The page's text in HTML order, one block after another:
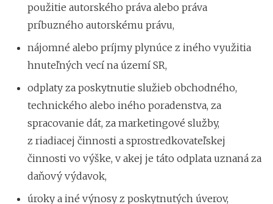
použitie autorského práva alebo práva
príbuzného autorskému právu,
nájomné alebo príjmy plynúce z iného využitia
hnuteľných vecí na území SR,
odplaty za poskytnutie služieb obchodného,
technického alebo iného poradenstva, za
spracovanie dát, za marketingové služby,
z riadiacej činnosti a sprostredkovateľskej
činnosti vo výške, v akej je táto odplata uznaná za
daňový výdavok,
úroky a iné výnosy z poskytnutých úverov,